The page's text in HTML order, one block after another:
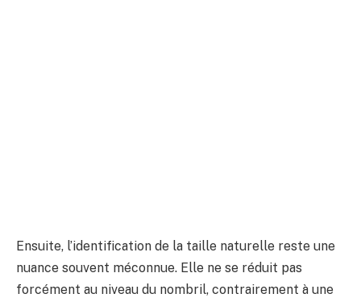
Ensuite, l’identification de la taille naturelle reste une
nuance souvent méconnue. Elle ne se réduit pas
forcément au niveau du nombril, contrairement à une